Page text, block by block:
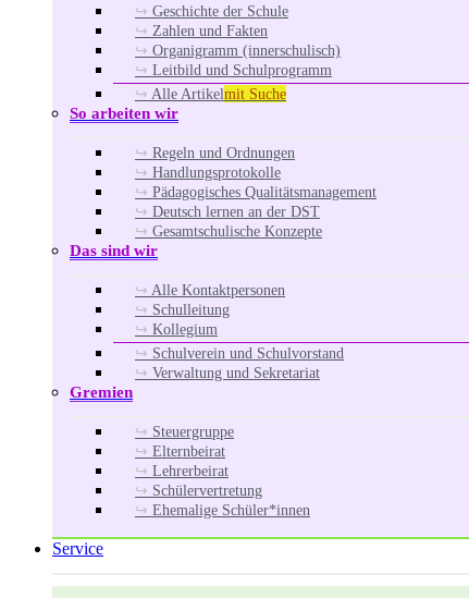
Geschichte der Schule
Zahlen und Fakten
Organigramm (innerschulisch)
Leitbild und Schulprogramm
Alle Artikelmit Suche
So arbeiten wir
Regeln und Ordnungen
Handlungsprotokolle
Pädagogisches Qualitätsmanagement
Deutsch lernen an der DST
Gesamtschulische Konzepte
Das sind wir
Alle Kontaktpersonen
Schulleitung
Kollegium
Schulverein und Schulvorstand
Verwaltung und Sekretariat
Gremien
Steuergruppe
Elternbeirat
Lehrerbeirat
Schülervertretung
Ehemalige Schüler*innen
Service